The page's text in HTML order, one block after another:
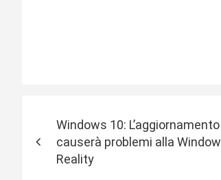
Windows 10:
causerà problemi alla
Reality